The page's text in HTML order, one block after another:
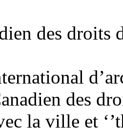
des
des
la ville et